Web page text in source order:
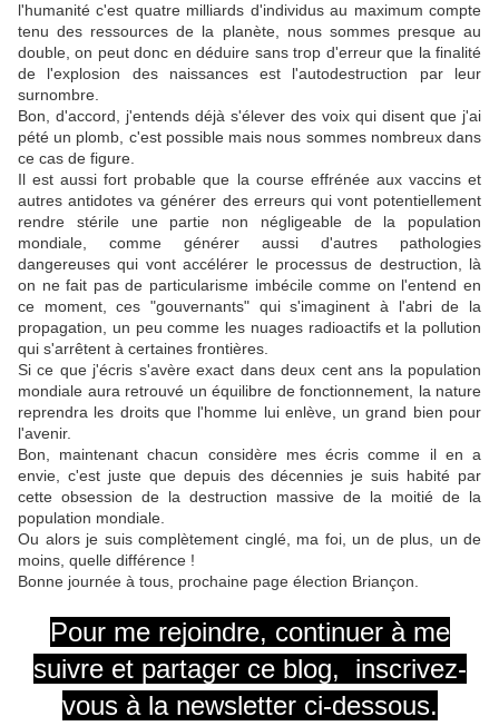
l'humanité c'est quatre milliards d'individus au maximum compte
tenu des ressources de la planète, nous sommes presque au
double, on peut donc en déduire sans trop d'erreur que la finalité
de l'explosion des naissances est l'autodestruction par leur
surnombre.
Bon, d'accord, j'entends déjà s'élever des voix qui disent que j'ai
pété un plomb, c'est possible mais nous sommes nombreux dans
ce cas de figure.
Il est aussi fort probable que la course effrénée aux vaccins et
autres antidotes va générer des erreurs qui vont potentiellement
rendre stérile une partie non négligeable de la population
mondiale, comme générer aussi d'autres pathologies
dangereuses qui vont accélérer le processus de destruction, là
on ne fait pas de particularisme imbécile comme on l'entend en
ce moment, ces "gouvernants" qui s'imaginent à l'abri de la
propagation, un peu comme les nuages radioactifs et la pollution
qui s'arrêtent à certaines frontières.
Si ce que j'écris s'avère exact dans deux cent ans la population
mondiale aura retrouvé un équilibre de fonctionnement, la nature
reprendra les droits que l'homme lui enlève, un grand bien pour
l'avenir.
Bon, maintenant chacun considère mes écris comme il en a
envie, c'est juste que depuis des décennies je suis habité par
cette obsession de la destruction massive de la moitié de la
population mondiale.
Ou alors je suis complètement cinglé, ma foi, un de plus, un de
moins, quelle différence !
Bonne journée à tous, prochaine page élection Briançon.
Pour me rejoindre, continuer à me
suivre et partager ce blog, inscrivez-
vous à la newsletter ci-dessous.